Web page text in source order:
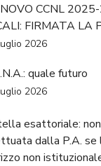
CCNL
FIRMATA LA
2026
quale futuro
2026
esattoriale:
dalla P.A. se
non